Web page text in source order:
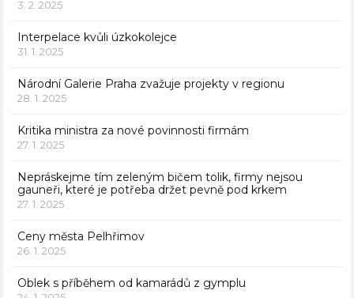
3. 2. 2025
Interpelace kvůli úzkokolejce
31. 1. 2025
Národní Galerie Praha zvažuje projekty v regionu
28. 1. 2025
Kritika ministra za nové povinnosti firmám
27. 1. 2025
Nepráskejme tím zeleným bičem tolik, firmy nejsou
gauneři, které je potřeba držet pevně pod krkem
27. 1. 2025
Ceny města Pelhřimov
26. 1. 2025
Oblek s příběhem od kamarádů z gymplu